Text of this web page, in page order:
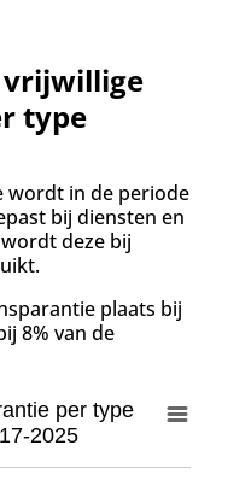
type
wordt in de periode
bij diensten en
deze bij
plaats bij
8% van de
per type
2025